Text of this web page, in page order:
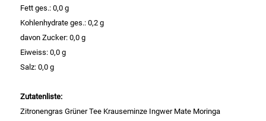
Frühstück / Cerealien
Frühstück / süße Aufstriche
Garten
Fett ges.: 0,0 g
Kohlenhydrate ges.: 0,2 g
davon Zucker: 0,0 g
Eiweiss: 0,0 g
Salz: 0,0 g
Zutatenliste:
Zitronengras Grüner Tee Krauseminze Ingwer Mate Moringa